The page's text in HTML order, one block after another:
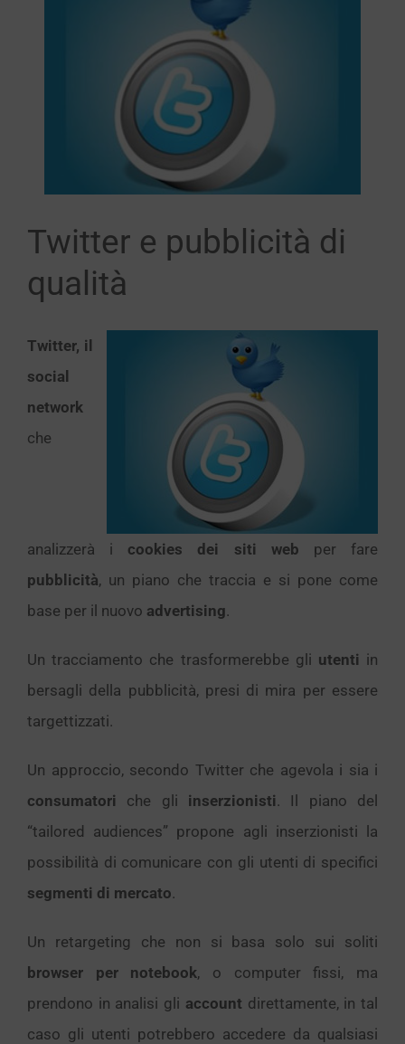
Twitter e pubblicità di
qualità
Twitter, il
social
network
che
analizzerà i cookies dei siti web per fare
pubblicità, un piano che traccia e si pone come
base per il nuovo advertising.
Un tracciamento che trasformerebbe gli utenti in
bersagli della pubblicità, presi di mira per essere
targettizzati.
Un approccio, secondo Twitter che agevola i sia i
consumatori che gli inserzionisti . Il piano del
“tailored audiences” propone agli inserzionisti la
possibilità di comunicare con gli utenti di specifici
segmenti di mercato.
Un retargeting che non si basa solo sui soliti
browser per notebook, o computer fissi, ma
prendono in analisi gli account direttamente, in tal
caso gli utenti potrebbero accedere da qualsiasi